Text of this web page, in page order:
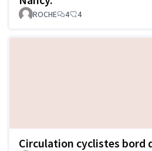
ROCHE 4 4
Circulation cyclistes bord